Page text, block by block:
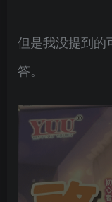
但是我没提到的
答。